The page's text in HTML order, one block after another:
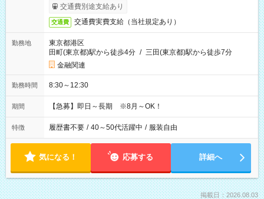
交通費別途支給あり
交通費 交通費実費支給（当社規定あり）
勤務地
東京都港区
田町(東京都)駅から徒歩4分 / 三田(東京都)駅から徒歩7分
金融関連
勤務時間 8:30～12:30
期間 【急募】即日～長期 ※8月～OK！
特徴 履歴書不要 / 40～50代活躍中 / 服装自由
気になる！ 応募する 詳細へ
掲載日：2026.08.03